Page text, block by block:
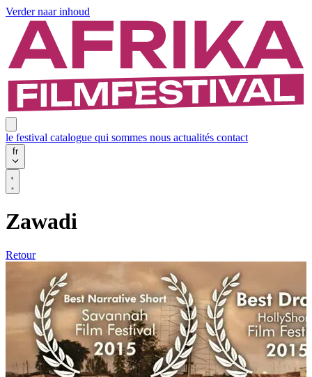
Verder naar inhoud
le festival catalogue qui sommes nous actualités contact
fr
Zawadi
Retour